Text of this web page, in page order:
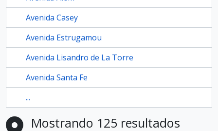
Avenida Casey
Avenida Estrugamou
Avenida Lisandro de La Torre
Avenida Santa Fe
...
Mostrando 125 resultados